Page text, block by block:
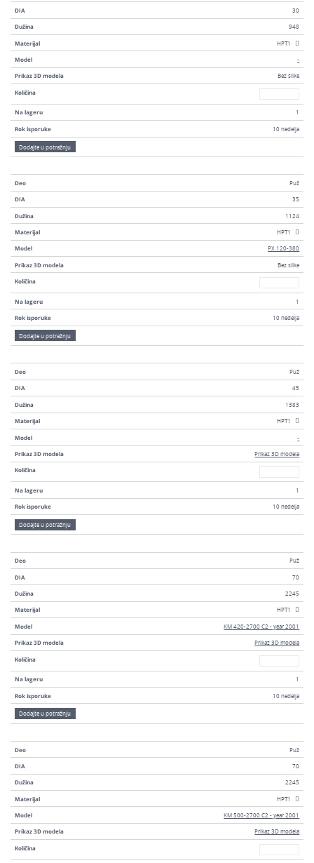
DIA 30
Dužina 948
Materijal HPT1
Model -
Prikaz 3D modela Bez slike
Količina
Na lageru 1
Rok isporuke 10 nedelja
Dodajte u potražnju
Deo Puž
DIA 35
Dužina 1124
Materijal HPT1
Model PX 120-380
Prikaz 3D modela Bez slike
Količina
Na lageru 1
Rok isporuke 10 nedelja
Dodajte u potražnju
Deo Puž
DIA 45
Dužina 1383
Materijal HPT1
Model -
Prikaz 3D modela Prikaz 3D modela
Količina
Na lageru 1
Rok isporuke 10 nedelja
Dodajte u potražnju
Deo Puž
DIA 70
Dužina 2245
Materijal HPT1
Model KM 420-2700 C2 - year 2001
Prikaz 3D modela Prikaz 3D modela
Količina
Na lageru 1
Rok isporuke 10 nedelja
Dodajte u potražnju
Deo Puž
DIA 70
Dužina 2245
Materijal HPT1
Model KM 500-2700 C2 - year 2001
Prikaz 3D modela Prikaz 3D modela
Količina